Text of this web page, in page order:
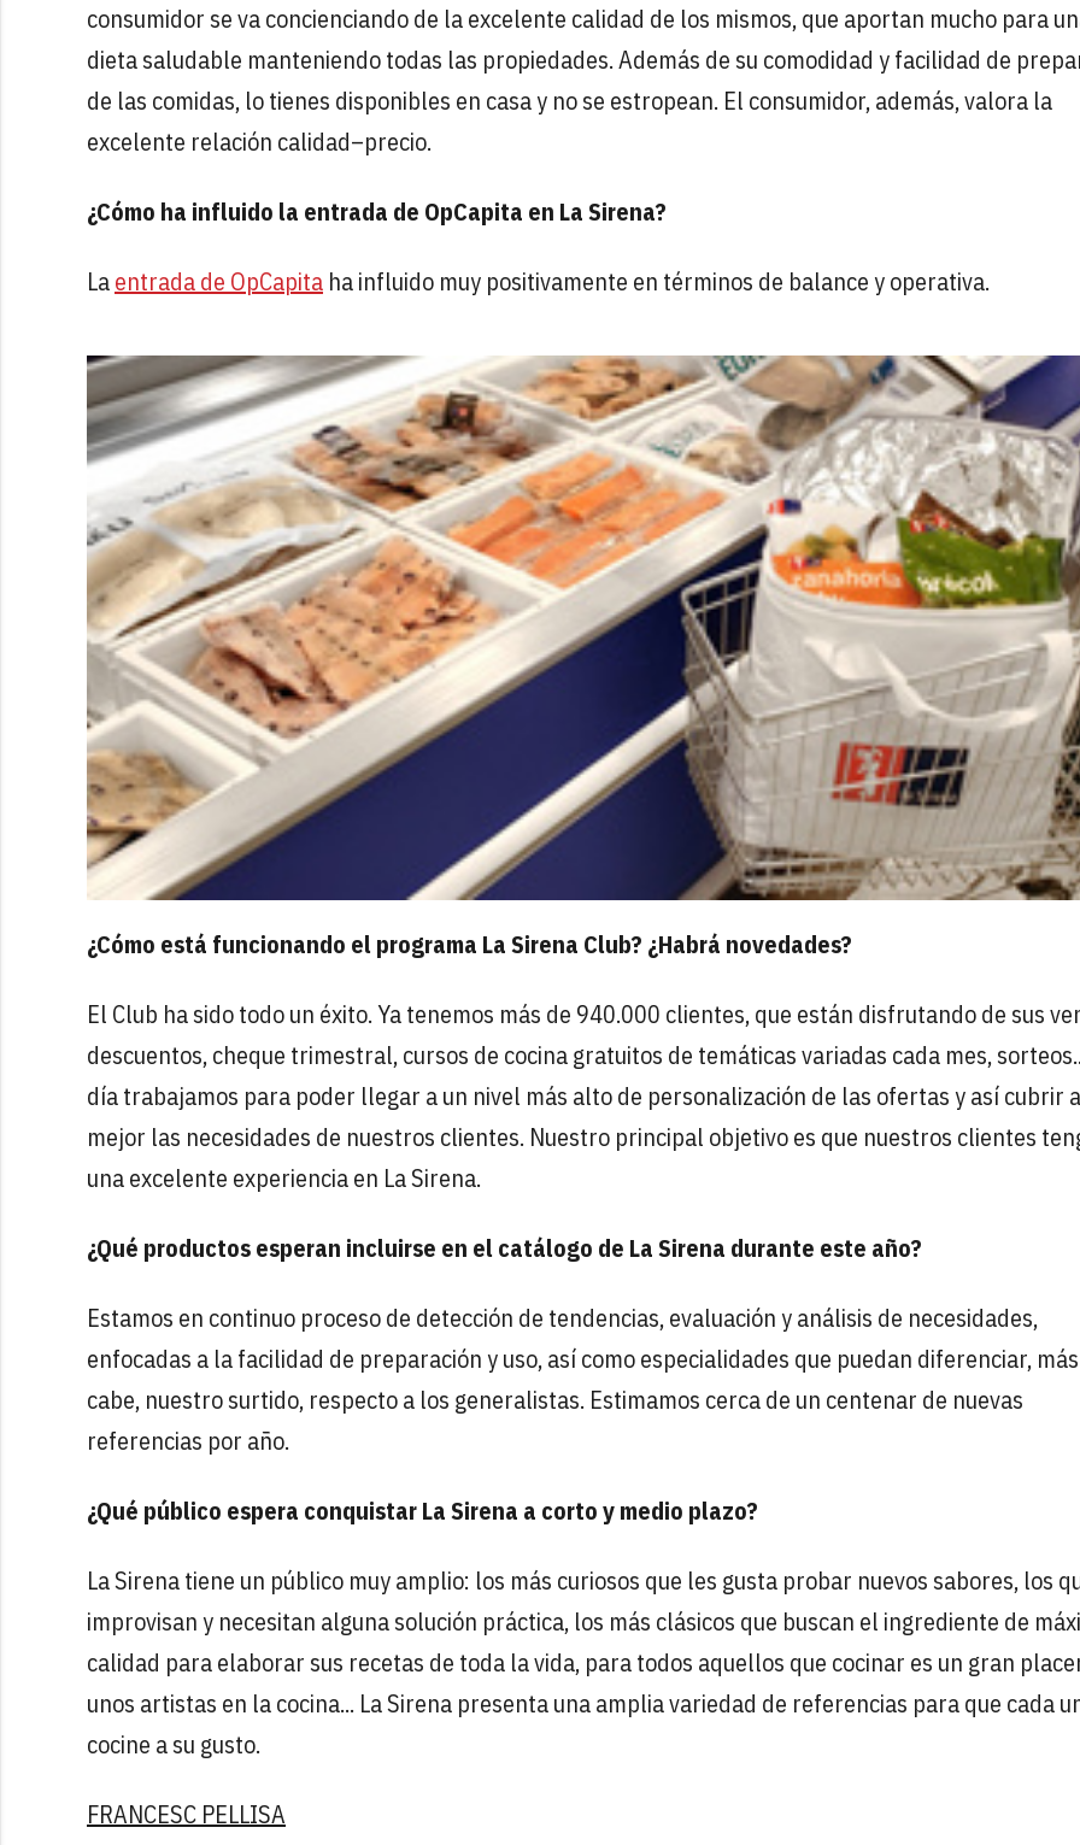
consumidor se va concienciando de la excelente calidad de los mismos, que aportan mucho para
dieta saludable manteniendo todas las propiedades. Además de su comodidad y facilidad de
de las comidas, lo tienes disponibles en casa y no se estropean. El consumidor, además, valora la
excelente relación calidad–precio.
¿Cómo ha influido la entrada de OpCapita en La Sirena?
Laentrada de OpCapita ha influido muy positivamente en términos de balance y operativa.
¿Cómo está funcionando el programa La Sirena Club? ¿Habrá novedades?
El Club ha sido todo un éxito. Ya tenemos más de 940.000 clientes, que están disfrutando de sus
descuentos, cheque trimestral, cursos de cocina gratuitos de temáticas variadas cada mes,
día trabajamos para poder llegar a un nivel más alto de personalización de las ofertas y así cubrir
mejor las necesidades de nuestros clientes. Nuestro principal objetivo es que nuestros clientes
una excelente experiencia en La Sirena.
¿Qué productos esperan incluirse en el catálogo de La Sirena durante este año?
Estamos en continuo proceso de detección de tendencias, evaluación y análisis de necesidades,
enfocadas a la facilidad de preparación y uso, así como especialidades que puedan diferenciar,
cabe, nuestro surtido, respecto a los generalistas. Estimamos cerca de un centenar de nuevas
referencias por año.
¿Qué público espera conquistar La Sirena a corto y medio plazo?
La Sirena tiene un público muy amplio: los más curiosos que les gusta probar nuevos sabores, los
improvisan y necesitan alguna solución práctica, los más clásicos que buscan el ingrediente de
calidad para elaborar sus recetas de toda la vida, para todos aquellos que cocinar es un gran
unos artistas en la cocina... La Sirena presenta una amplia variedad de referencias para que cada
cocine a su gusto.
FRANCESC PELLISA